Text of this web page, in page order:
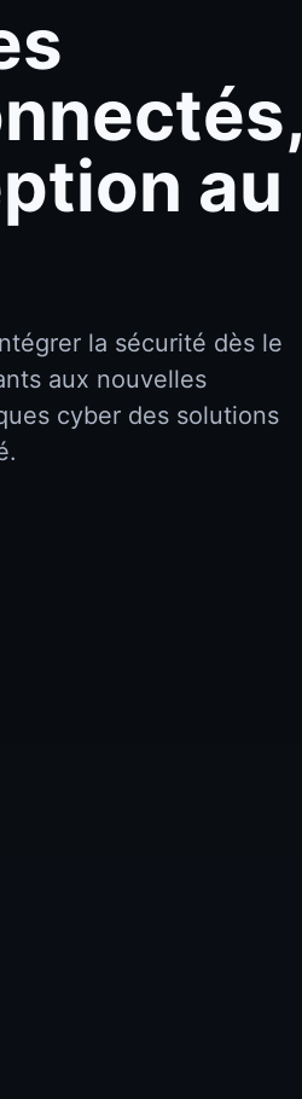
au
la sécurité dès le
aux nouvelles
cyber des solutions